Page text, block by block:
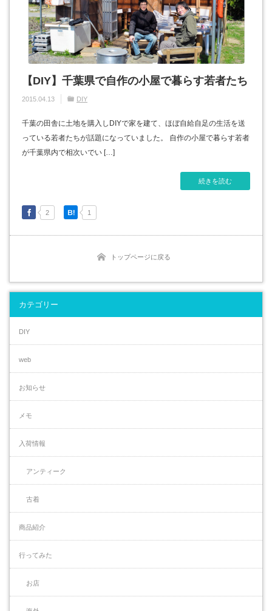
【DIY】千葉県で自作の小屋で暮らす若者たち
2015.04.13 DIY
千葉の田舎に土地を購入しDIYで家を建て、ほぼ自給自足の生活を送
っている若者たちが話題になっていました。 自作の小屋で暮らす若者
が千葉県内で相次いでい […]
続きを読む
2 1
トップページに戻る
カテゴリー
DIY
web
お知らせ
メモ
入荷情報
アンティーク
古着
商品紹介
行ってみた
お店